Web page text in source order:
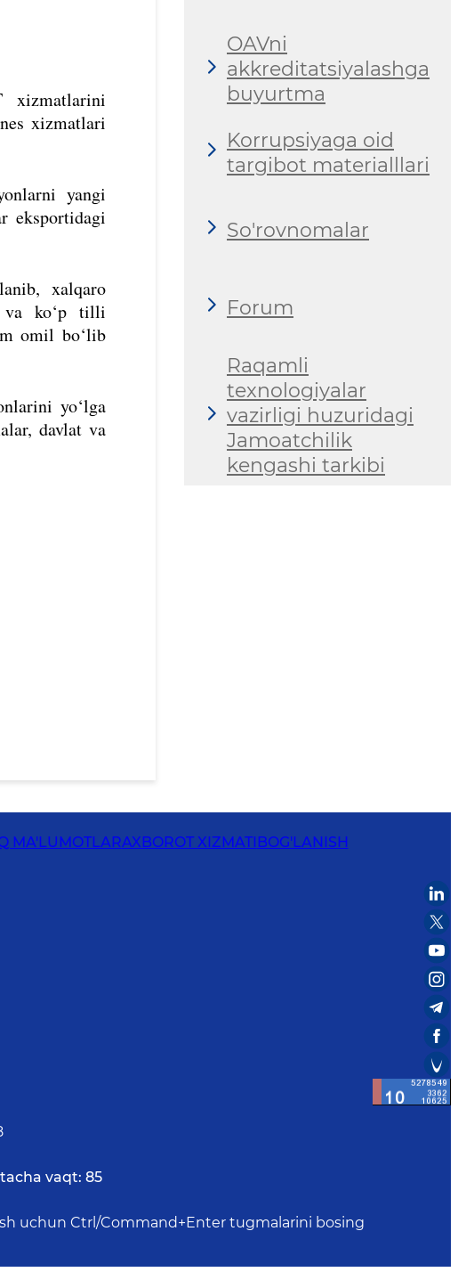
xizmatlarini
xizmatlari
yangi
eksportidagi
xalqaro
va ko‘p tilli
omil bo‘lib
yo‘lga
davlat va
OAVni
akkreditatsiyalashga
buyurtma
Korrupsiyaga oid
targibot materialllari
So'rovnomalar
Forum
Raqamli
texnologiyalar
vazirligi huzuridagi
Jamoatchilik
kengashi tarkibi
MA'LUMOTLARAXBOROT XIZMATIBOG'LANISH
vaqt: 85
uchun Ctrl/Command+Enter tugmalarini bosing